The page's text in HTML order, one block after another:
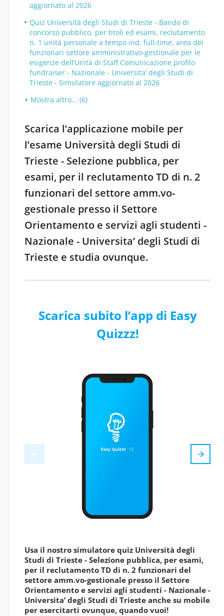
aggiornato al 2026
Quiz Università degli Studi di Trieste - Bando di
concorso pubblico, per titoli ed esami, reclutamento
n. 1 unità personale a tempo ind, full-time, area dei
funzionari settore amministrativo-gestionale per le
esigenze dell’Unità di Staff Comunicazione profilo
fundraiser - Nazionale - Universita’ degli Studi di
Trieste - Simulatore aggiornato al 2026
Mostra altro... (6)
Scarica l’applicazione mobile per
l’esame Università degli Studi di
Trieste - Selezione pubblica, per
esami, per il reclutamento TD di n. 2
funzionari del settore amm.vo-
gestionale presso il Settore
Orientamento e servizi agli studenti -
Nazionale - Universita’ degli Studi di
Trieste e studia ovunque.
Scarica subito l’app di Easy
Quizzz!
Usa il nostro simulatore quiz Università degli
Studi di Trieste - Selezione pubblica, per esami,
per il reclutamento TD di n. 2 funzionari del
settore amm.vo-gestionale presso il Settore
Orientamento e servizi agli studenti - Nazionale -
Universita’ degli Studi di Trieste anche su mobile
per esercitarti ovunque, quando vuoi!